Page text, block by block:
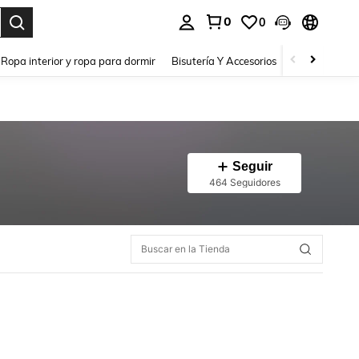
0 0
Ropa interior y ropa para dormir Bisutería Y Accesorios Zapatos
Seguir
464 Seguidores